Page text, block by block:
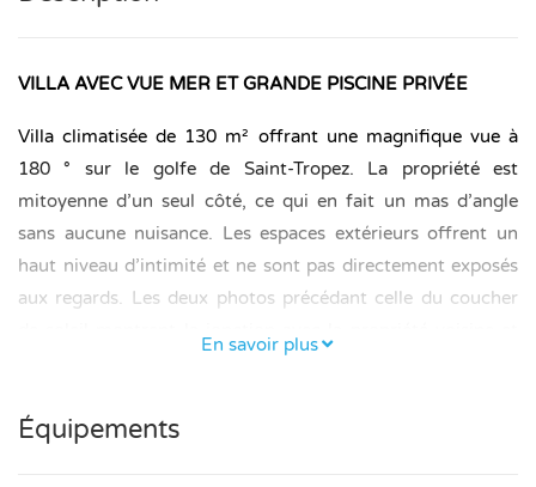
VILLA AVEC VUE MER ET GRANDE PISCINE PRIVÉE
Villa climatisée de 130 m² offrant une magnifique vue à
180 ° sur le golfe de Saint-Tropez. La propriété est
mitoyenne d’un seul côté, ce qui en fait un mas d’angle
sans aucune nuisance. Les espaces extérieurs offrent un
haut niveau d’intimité et ne sont pas directement exposés
aux regards. Les deux photos précédant celle du coucher
vous permettent d’apprécier la situation par vous-même.
directe sur la terrasse, le jardin ou la piscine. La partie
En savoir plus
Équipements